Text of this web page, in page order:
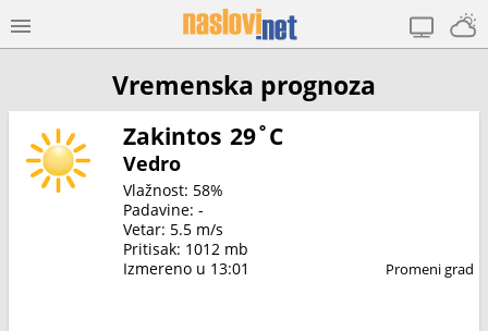
Vremenska prognoza
Zakintos 29˚C
Vedro
Vlažnost: 58%
Padavine: -
Vetar: 5.5 m/s
Pritisak: 1012 mb
Izmereno u 13:01
Promeni grad